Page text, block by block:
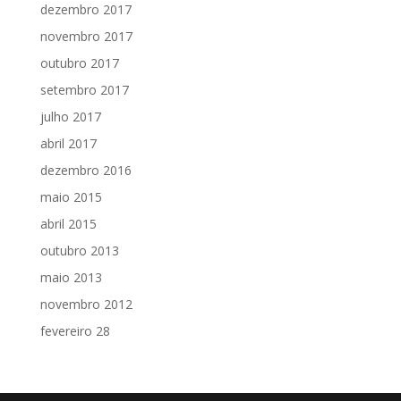
dezembro 2017
novembro 2017
outubro 2017
setembro 2017
julho 2017
abril 2017
dezembro 2016
maio 2015
abril 2015
outubro 2013
maio 2013
novembro 2012
fevereiro 28